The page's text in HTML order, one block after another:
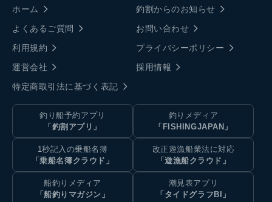
ホーム
釣割からのお知らせ
よくあるご質問
お問い合わせ
利用規約
プライバシーポリシー
運営会社
採用情報
特定商取引法に基づく表記
釣り船予約アプリ
「釣割アプリ」
釣りメディア
「FISHINGJAPAN」
1秒記入の乗船名簿
「乗船名簿クラウド」
改正遊漁船業法に対応
「遊漁船クラウド」
船釣りメディア
「船釣りマガジン」
潮見表アプリ
「タイドグラフBI」